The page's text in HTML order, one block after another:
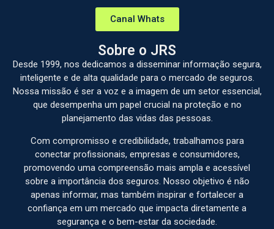
Canal Whats
Sobre o JRS
Desde 1999, nos dedicamos a disseminar informação segura,
inteligente e de alta qualidade para o mercado de seguros.
Nossa missão é ser a voz e a imagem de um setor essencial,
que desempenha um papel crucial na proteção e no
planejamento das vidas das pessoas.
Com compromisso e credibilidade, trabalhamos para
conectar profissionais, empresas e consumidores,
promovendo uma compreensão mais ampla e acessível
sobre a importância dos seguros. Nosso objetivo é não
apenas informar, mas também inspirar e fortalecer a
confiança em um mercado que impacta diretamente a
segurança e o bem-estar da sociedade.